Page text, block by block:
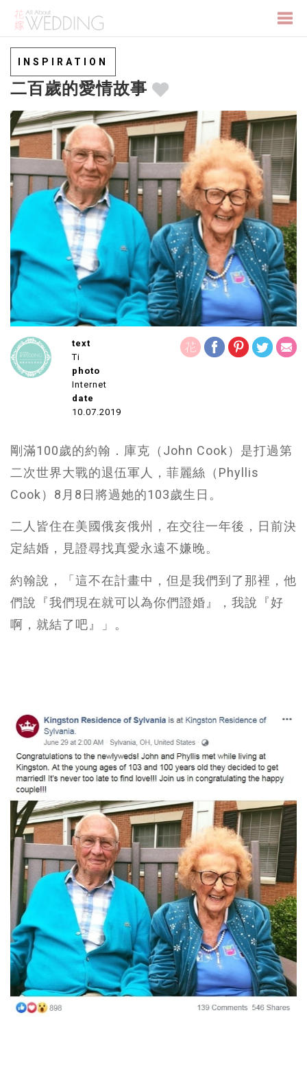
INSPIRATION
二百歲的愛情故事
text
Ti
photo
Internet
date
10.07.2019
剛滿100歲的約翰．庫克（John Cook）是打過第
二次世界大戰的退伍軍人，菲麗絲（Phyllis
Cook）8月8日將過她的103歲生日。
二人皆住在美國俄亥俄州，在交往一年後，日前決
定結婚，見證尋找真愛永遠不嫌晚。
約翰說，「這不在計畫中，但是我們到了那裡，他
們說『我們現在就可以為你們證婚』，我說『好
啊，就結了吧』」。